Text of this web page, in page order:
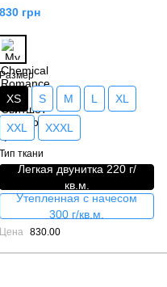
830 грн
Размер
XS S M L XL
XXL XXXL
Тип ткани
Легкая двунитка 220 г/
кв.м.
Утепленная с начесом
300 г/кв.м.
Цена 830.00